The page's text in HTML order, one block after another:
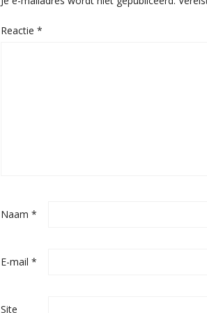
Reactie *
Naam *
E-mail *
Site